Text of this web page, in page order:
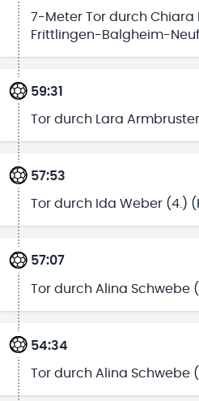
7-Meter Tor durch Chiara
Frittlingen-Balgheim-
59:31
Tor durch Lara
57:53
Tor durch Ida Weber (4.)
57:07
Tor durch Alina Schwebe
54:34
Tor durch Alina Schwebe